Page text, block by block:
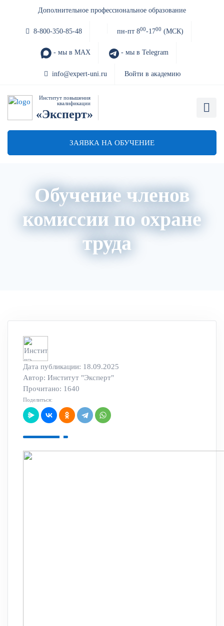
Дополнительное профессиональное образование
8-800-350-85-48 пн-пт 800-1700 (МСК)
- мы в MAX - мы в Telegram
info@expert-uni.ru Войти в академию
Институт повышения
квалификации
«Эксперт»
ЗАЯВКА НА ОБУЧЕНИЕ
Обучение членов
комиссии по охране
труда
Дата публикации: 18.09.2025
Автор: Институт "Эксперт"
Прочитано: 1640
Поделиться: